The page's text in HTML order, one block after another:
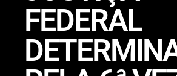
FEDERAL